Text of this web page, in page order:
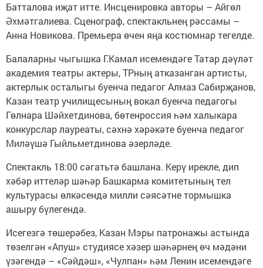
Батталова иҗат итте. Инсценировка авторы – Айгөл
Әхмәтгалиева. Сценограф, спектакльнең рәссамы –
Анна Новикова. Премьера өчен яңа костюмнар тегелде.
Балаларны чыгышка Г.Камал исемендәге Татар дәүләт
академия театры актеры, ТРның атказанган артисты,
актерлык осталыгы буенча педагог Алмаз Сабирҗанов,
Казан театр училищесының вокал буенча педагогы
Гөлнара Шәйхетдинова, бөтенроссия һәм халыкара
конкурслар лауреаты, сәхнә хәрәкәте буенча педагог
Миләүшә Гыйльметдинова әзерләде.
Спектакль 18:00 сәгатьтә башлана. Керү ирекле, дип
хәбәр иттеләр шәһәр Башкарма комитетының тел
культурасы өлкәсендә милли сәясәтне тормышка
ашыру бүлегендә.
Исегезгә төшерәбез, Казан Мэры патронажы астында
төзелгән «Апуш» студиясе хәзер шәһәрнең өч мәдәни
үзәгендә – «Сәйдәш», «Чулпан» һәм Ленин исемендәге